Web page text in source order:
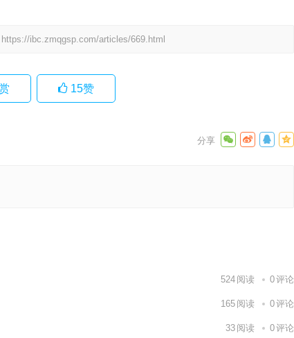
https://ibc.zmqgsp.com/articles/669.html
15赞
524 阅读 0评论
165 阅读 0评论
33 阅读 0评论